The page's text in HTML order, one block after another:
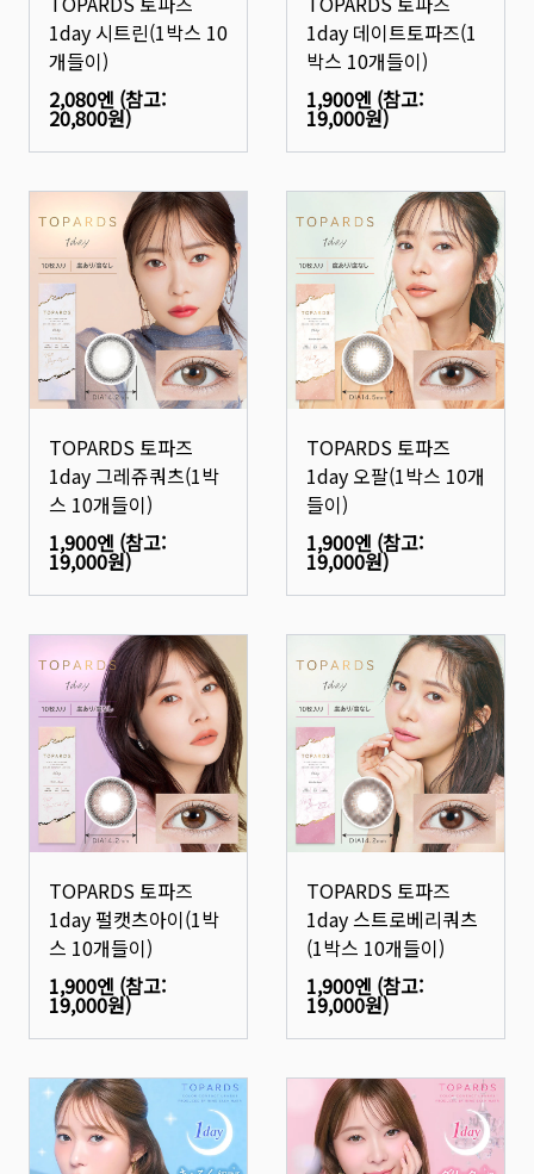
1day 시트린(1박스 10
개들이)
2,080엔 (참고:
20,800원)
1day 데이트토파즈(1
박스 10개들이)
1,900엔 (참고:
19,000원)
TOPARDS 토파즈
1day 그레쥬쿼츠(1박
스 10개들이)
1,900엔 (참고:
19,000원)
TOPARDS 토파즈
1day 오팔(1박스 10개
들이)
1,900엔 (참고:
19,000원)
TOPARDS 토파즈
1day 펄캣츠아이(1박
스 10개들이)
1,900엔 (참고:
19,000원)
TOPARDS 토파즈
1day 스트로베리쿼츠
(1박스 10개들이)
1,900엔 (참고:
19,000원)